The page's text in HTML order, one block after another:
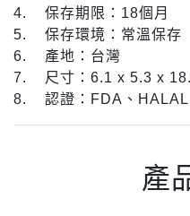
4. 保存期限：18個月
5. 保存環境：常溫保存
6. 產地：台灣
7. 尺寸：6.1 x 5.3 x
8. 認證：FDA、HALAL
產